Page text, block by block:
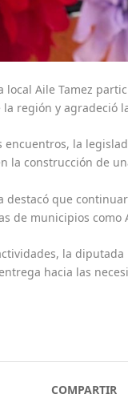
local Aile Tamez
la región y agradeció
encuentros, la
la construcción de
destacó que
de municipios como
la
hacia las
COMPARTIR